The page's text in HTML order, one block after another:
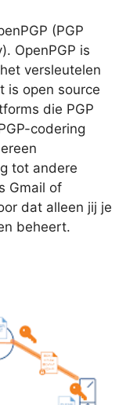
(PGP
OpenPGP is
versleutelen
is open source
die PGP
codering
tot andere
Gmail of
dat alleen jij je
beheert.